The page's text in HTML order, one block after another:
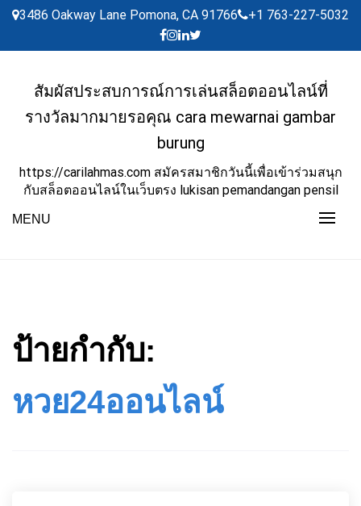
Skip
content
3486 Oakway Lane Pomona, CA 91766 +1 763-227-5032
สัมผัสประสบการณ์การเล่นสล็อตออนไลน์ที่
รางวัลมากมายรอคุณ cara mewarnai gambar
burung
https://carilahmas.com สมัครสมาชิกวันนี้เพื่อเข้าร่วมสนุก
กับสล็อตออนไลน์ในเว็บตรง lukisan pemandangan pensil
MENU
ป้ายกำกับ:
หวย24ออนไลน์